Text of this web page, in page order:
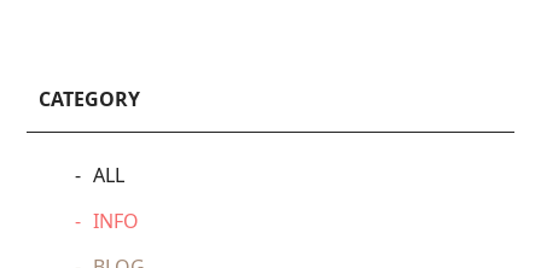
CATEGORY
ALL
INFO